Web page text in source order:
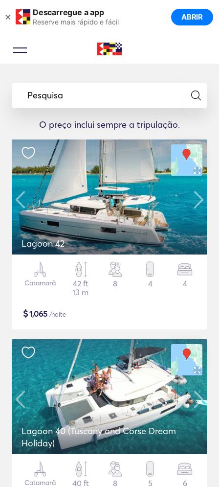
× Descarregue a app
Reserve mais rápido e fácil ABRIR
Pesquisa
O preço inclui sempre a tripulação.
Lagoon 42
Catamarã
42 ft
13 m
8 4 4
$1,065 /noite
Lagoon 40 (Tuscany and Corse Dream
Holiday)
Catamarã
40 ft
8 5 6